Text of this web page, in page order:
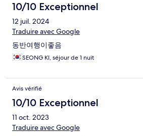
10/10 Exceptionnel
12 juil. 2024
Traduire avec Google
동반여행이좋음
SEONG KI, séjour de 1 nuit
Avis vérifié
10/10 Exceptionnel
11 oct. 2023
Traduire avec Google